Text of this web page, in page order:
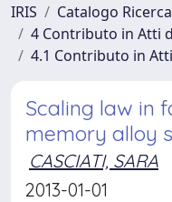
IRIS
Catalogo Ricerca
4 Contributo in Atti
4.1 Contributo in
Scaling law in
memory alloy
CASCIATI, SARA
2013-01-01